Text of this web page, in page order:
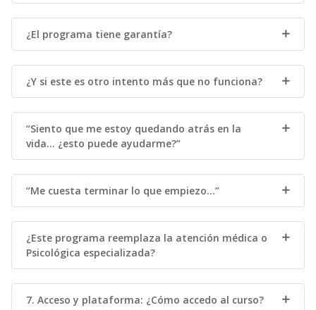
¿El programa tiene garantía?
¿Y si este es otro intento más que no funciona?
“Siento que me estoy quedando atrás en la
vida… ¿esto puede ayudarme?”
“Me cuesta terminar lo que empiezo…”
¿Este programa reemplaza la atención médica o
Psicológica especializada?
7. Acceso y plataforma: ¿Cómo accedo al curso?